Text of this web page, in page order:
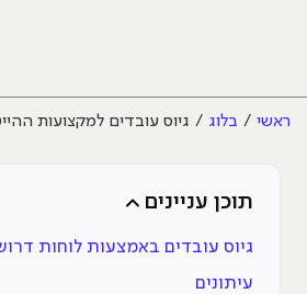
ראשי בלוג גיוס עובדים למקצועות
תוכן עניינים
גיוס עובדים באמצעות לוחות
עיתונים